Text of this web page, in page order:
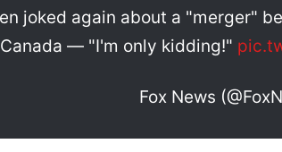
joked again about a "merger"
— "I'm only kidding!"